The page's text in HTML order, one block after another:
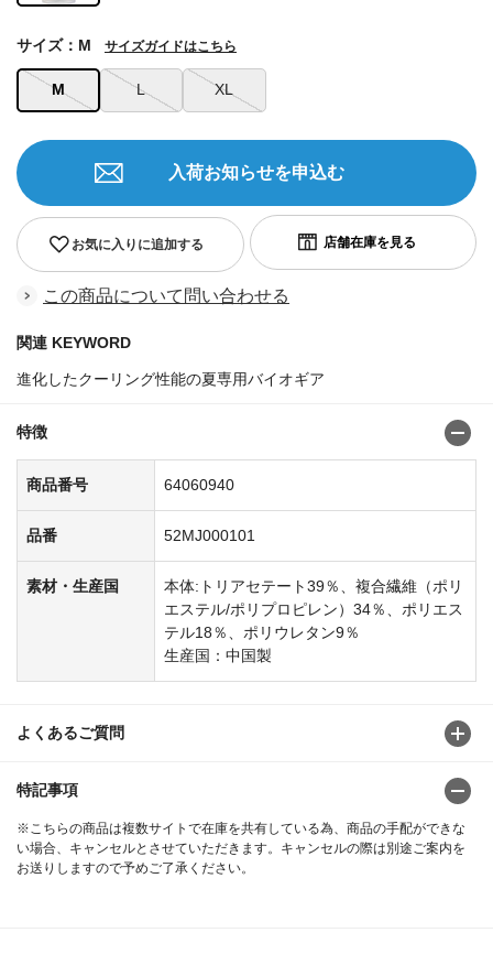
M L XL
サイズ：M サイズガイドはこちら
お気に入りに追加する
入荷お知らせを申込む
この商品について問い合わせる
関連 KEYWORD
進化したクーリング性能の夏専用バイオギア
特徴
商品番号 64060940
品番 52MJ000101
素材・生産国
本体:トリアセテート39％、複合繊維（ポリ
エステル/ポリプロピレン）34％、ポリエス
テル18％、ポリウレタン9％
生産国：中国製
よくあるご質問
特記事項
※こちらの商品は複数サイトで在庫を共有している為、商品の手配ができな
い場合、キャンセルとさせていただきます。キャンセルの際は別途ご案内を
お送りしますので予めご了承ください。